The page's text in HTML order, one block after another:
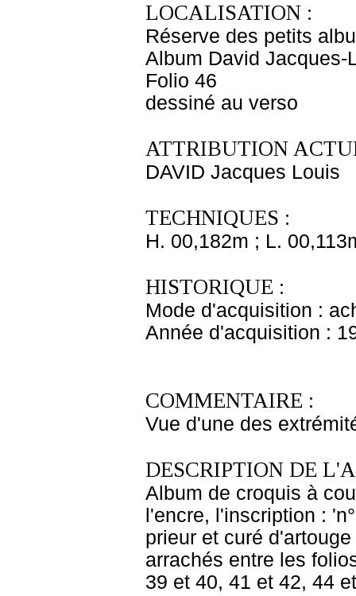
LOCALISATION :
Réserve des petits
Album David Jacques-
Folio 46
dessiné au verso
ATTRIBUTION
DAVID Jacques Louis
TECHNIQUES :
H. 00,182m ; L.
HISTORIQUE :
Mode d'acquisition :
Année d'acquisition :
COMMENTAIRE :
Vue d'une des
DESCRIPTION DE
Album de croquis à
l'encre, l'inscription :
prieur et curé
arrachés entre les
39 et 40, 41 et 42, 44